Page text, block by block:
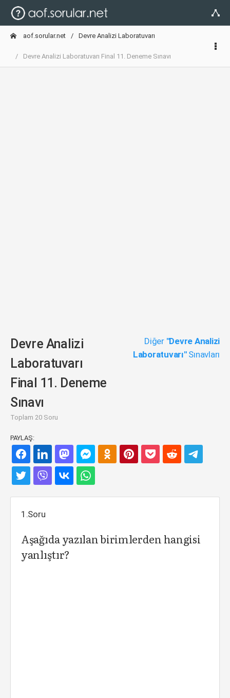
aof.sorular.net Devre Analizi Laboratuvarı
Devre Analizi Laboratuvarı Final 11. Deneme Sınavı
Devre Analizi
Laboratuvarı
Final 11. Deneme
Sınavı
Toplam 20 Soru
Diğer "Devre Analizi
Laboratuvarı"Sınavları
PAYLAŞ:
1.Soru
Aşağıda yazılan birimlerden hangisi
yanlıştır?